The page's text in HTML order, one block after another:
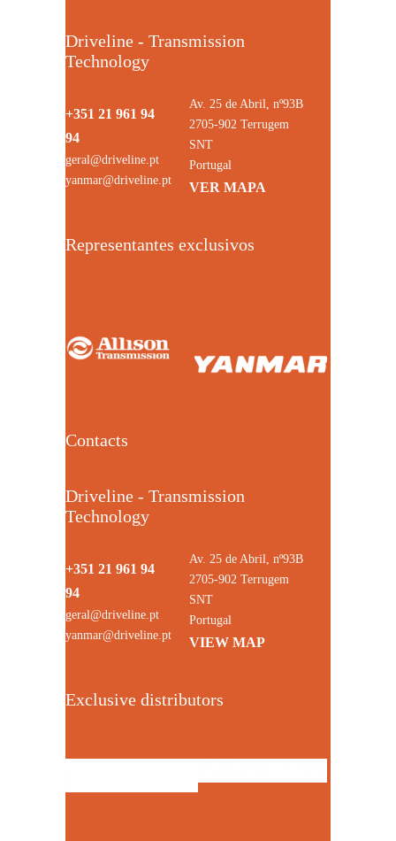
Driveline - Transmission
Technology
+351 21 961 94
94
geral@driveline.pt
yanmar@driveline.pt
Av. 25 de Abril, nº93B
2705-902 Terrugem
SNT
Portugal
VER MAPA
Representantes exclusivos
Contacts
Driveline - Transmission
Technology
+351 21 961 94
94
geral@driveline.pt
yanmar@driveline.pt
Av. 25 de Abril, nº93B
2705-902 Terrugem
SNT
Portugal
VIEW MAP
Exclusive distributors